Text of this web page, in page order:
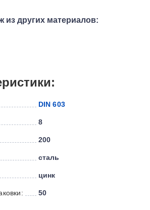
из других материалов:
DIN 603
8
200
сталь
цинк
50